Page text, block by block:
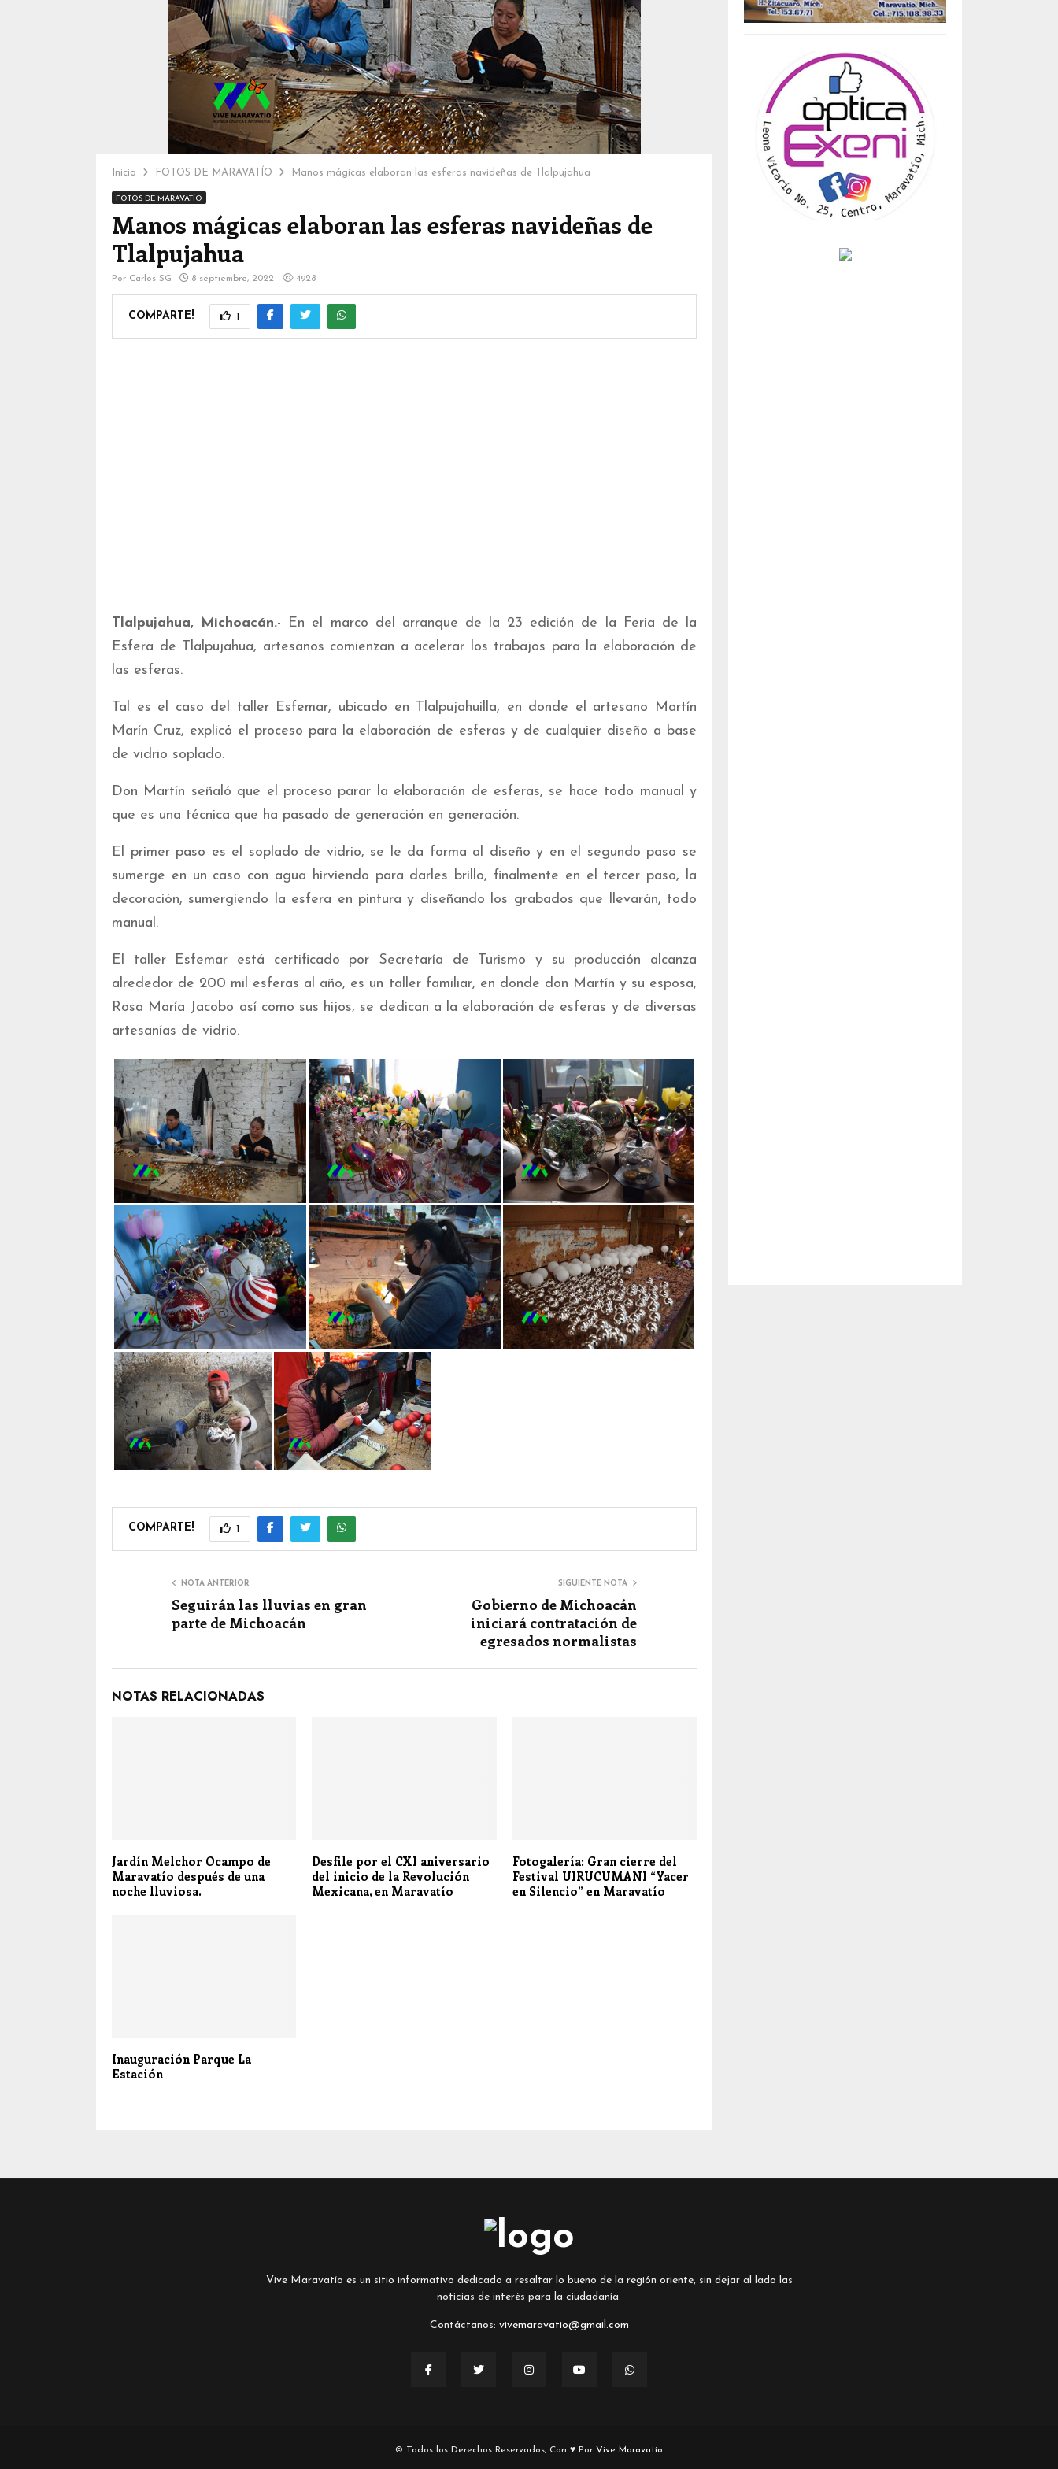
Inicio FOTOS DE MARAVATÍO Manos mágicas elaboran las esferas navideñas de Tlalpujahua
FOTOS DE MARAVATÍO
Manos mágicas elaboran las esferas navideñas de
Tlalpujahua
Por Carlos SG 8 septiembre, 2022 4928
COMPARTE! 1
Tlalpujahua, Michoacán.- En el marco del arranque de la 23 edición de la Feria de la
Esfera de Tlalpujahua, artesanos comienzan a acelerar los trabajos para la elaboración de
las esferas.
Tal es el caso del taller Esfemar, ubicado en Tlalpujahuilla, en donde el artesano Martín
Marín Cruz, explicó el proceso para la elaboración de esferas y de cualquier diseño a base
de vidrio soplado.
Don Martín señaló que el proceso parar la elaboración de esferas, se hace todo manual y
que es una técnica que ha pasado de generación en generación.
El primer paso es el soplado de vidrio, se le da forma al diseño y en el segundo paso se
sumerge en un caso con agua hirviendo para darles brillo, finalmente en el tercer paso, la
decoración, sumergiendo la esfera en pintura y diseñando los grabados que llevarán, todo
manual.
El taller Esfemar está certificado por Secretaría de Turismo y su producción alcanza
alrededor de 200 mil esferas al año, es un taller familiar, en donde don Martín y su esposa,
Rosa María Jacobo así como sus hijos, se dedican a la elaboración de esferas y de diversas
artesanías de vidrio.
COMPARTE! 1
NOTA ANTERIOR
Seguirán las lluvias en gran
parte de Michoacán
SIGUIENTE NOTA
Gobierno de Michoacán
iniciará contratación de
egresados normalistas
NOTAS RELACIONADAS
Jardín Melchor Ocampo de
Maravatío después de una
noche lluviosa.
Desfile por el CXI aniversario
del inicio de la Revolución
Mexicana, en Maravatío
Fotogalería: Gran cierre del
Festival UIRUCUMANI “Yacer
en Silencio” en Maravatío
Inauguración Parque La
Estación
Vive Maravatío es un sitio informativo dedicado a resaltar lo bueno de la región oriente, sin dejar al lado las
noticias de interés para la ciudadanía.
Contáctanos: vivemaravatio@gmail.com
© Todos los Derechos Reservados, Con ♥ Por Vive Maravatío